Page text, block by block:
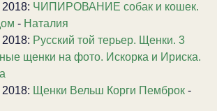
2018: ЧИПИРОВАНИЕ собак и кошек.
- Наталия
2018: Русский той терьер. Щенки. 3
щенки на фото. Искорка и Ириска.
2018: Щенки Вельш Корги Пемброк -